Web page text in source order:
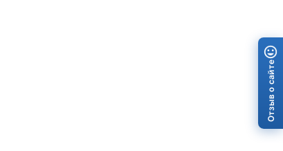
Отзыв о сайте